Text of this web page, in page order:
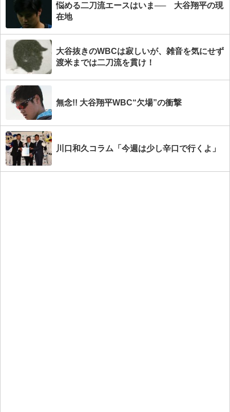
悩める二刀流エースはいま── 大谷翔平の現
在地
大谷抜きのWBCは寂しいが、雑音を気にせず
渡米までは二刀流を貫け！
無念!! 大谷翔平WBC“欠場”の衝撃
川口和久コラム「今週は少し辛口で行くよ」